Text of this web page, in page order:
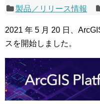
製品／リリース情報
2021 年 5 月 20 日、
スを開始しました。